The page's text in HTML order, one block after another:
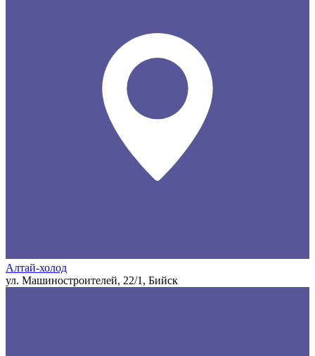
Алтай-холод
ул. Машиностроителей, 22/1, Бийск